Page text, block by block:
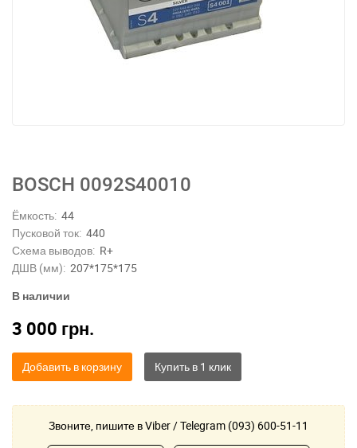
BOSCH 0092S40010
Ёмкость: 44
Пусковой ток: 440
Схема выводов: R+
ДШВ (мм): 207*175*175
В наличии
3 000 грн.
Добавить в корзину
Звоните, пишите в Viber / Telegram (093) 600-51-11